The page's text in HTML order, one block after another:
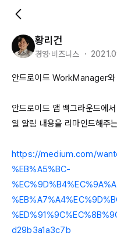
황리건
경영·비즈니스 ・
안드로이드 WorkManager와
안드로이드 앱 백그라운드에
일 알림 내용을 리마인드해주
https://medium.com/
%EB%A5%BC-
d29b3a1a3c7b